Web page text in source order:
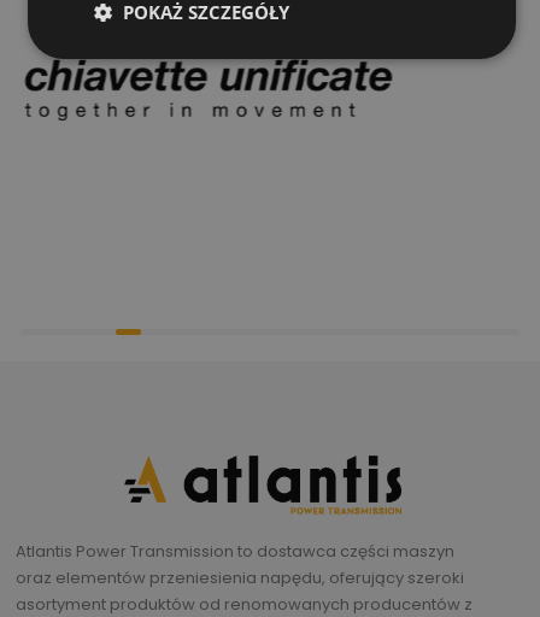
Atlantis Power Transmission to dostawca części maszyn
oraz elementów przeniesienia napędu, oferujący szeroki
asortyment produktów od renomowanych producentów z
POKAŻ SZCZEGÓŁY